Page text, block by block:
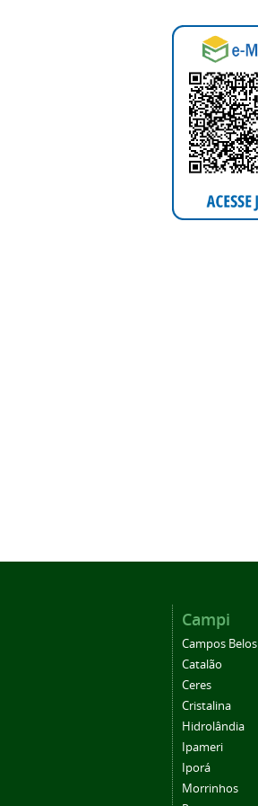
Campi
Campos Belos
Catalão
Ceres
Cristalina
Hidrolândia
Ipameri
Iporá
Morrinhos